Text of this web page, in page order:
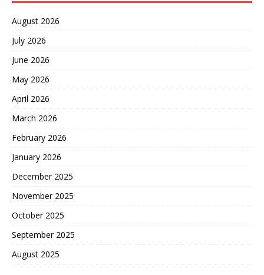
August 2026
July 2026
June 2026
May 2026
April 2026
March 2026
February 2026
January 2026
December 2025
November 2025
October 2025
September 2025
August 2025